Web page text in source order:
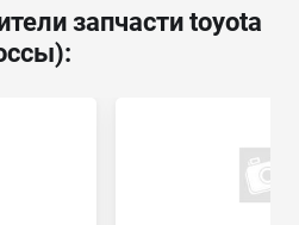
запчасти toyota